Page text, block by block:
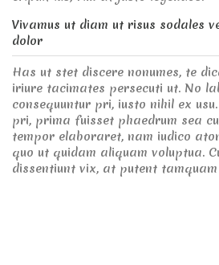
Vivamus ut diam ut risus sodales
dolor
Has ut stet discere nonumes, te
iriure tacimates persecuti ut. No
consequuntur pri, iusto nihil ex
pri, prima fuisset phaedrum sea
tempor elaboraret, nam iudico
quo ut quidam aliquam voluptua.
dissentiunt vix, at putent